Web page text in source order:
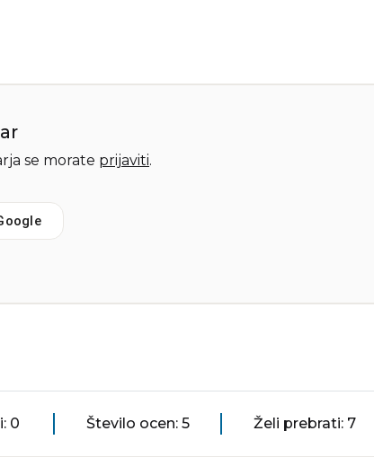
se morate prijaviti.
0 Število ocen: 5 Želi prebrati: 7